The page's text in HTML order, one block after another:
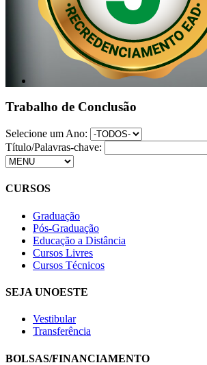
Trabalho de Conclusão
Selecione um Ano:
Título/Palavras-chave:
CURSOS
Graduação
Pós-Graduação
Educação a Distância
Cursos Livres
Cursos Técnicos
SEJA UNOESTE
Vestibular
Transferência
BOLSAS/FINANCIAMENTO